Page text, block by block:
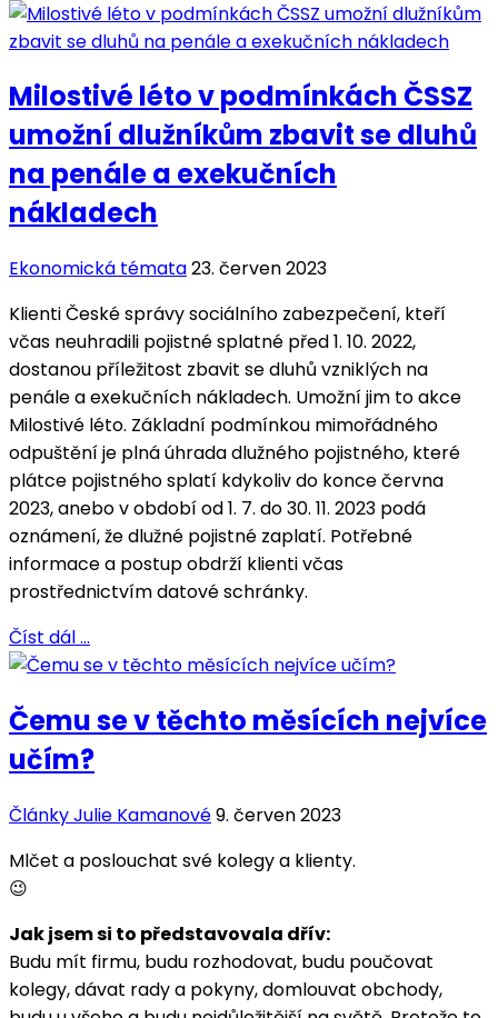
Milostivé léto v podmínkách ČSSZ
umožní dlužníkům zbavit se dluhů
na penále a exekučních
nákladech
Ekonomická témata23. červen 2023
Klienti České správy sociálního zabezpečení, kteří
včas neuhradili pojistné splatné před 1. 10. 2022,
dostanou příležitost zbavit se dluhů vzniklých na
penále a exekučních nákladech. Umožní jim to akce
Milostivé léto. Základní podmínkou mimořádného
odpuštění je plná úhrada dlužného pojistného, které
plátce pojistného splatí kdykoliv do konce června
2023, anebo v období od 1. 7. do 30. 11. 2023 podá
oznámení, že dlužné pojistné zaplatí. Potřebné
informace a postup obdrží klienti včas
prostřednictvím datové schránky.
Číst dál …
Čemu se v těchto měsících nejvíce
učím?
Články Julie Kamanové9. červen 2023
Mlčet a poslouchat své kolegy a klienty.
😉
Jak jsem si to představovala dřív:
Budu mít firmu, budu rozhodovat, budu poučovat
kolegy, dávat rady a pokyny, domlouvat obchody,